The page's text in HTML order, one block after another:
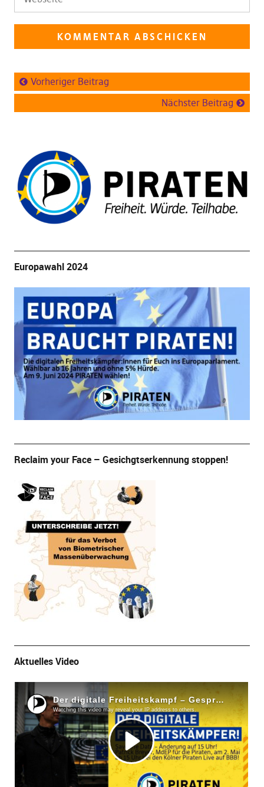
Vorheriger Beitrag
Nächster Beitrag
Europawahl 2024
Reclaim your Face – Gesichgtserkennung stoppen!
Aktuelles Video